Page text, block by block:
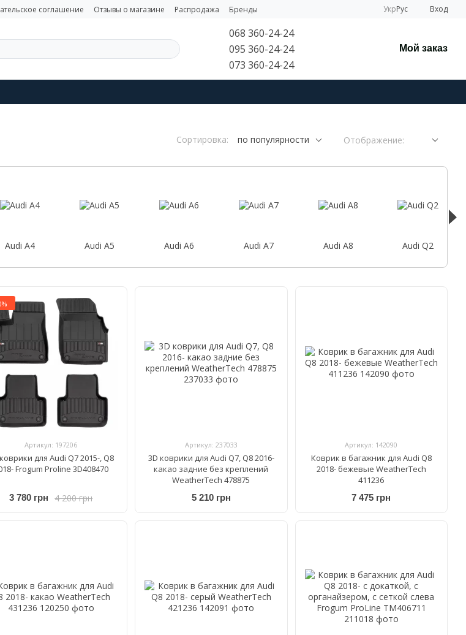
соглашение Отзывы о магазине Распродажа Бренды УкрРус Вход
068 360-24-24
095 360-24-24
073 360-24-24
Мой заказ
Сортировка: по популярности Отображение:
Audi A4 Audi A5 Audi A6 Audi A7 Audi A8 Audi Q2
Артикул: 197206
для Audi Q7 2015-, Q8
Frogum Proline 3D408470
4 200 грн
3 780 грн
Артикул: 237033
3D коврики для Audi Q7, Q8 2016-
какао задние без креплений
WeatherTech 478875
5 210 грн
Артикул: 142090
Коврик в багажник для Audi Q8
2018- бежевые WeatherTech
411236
7 475 грн